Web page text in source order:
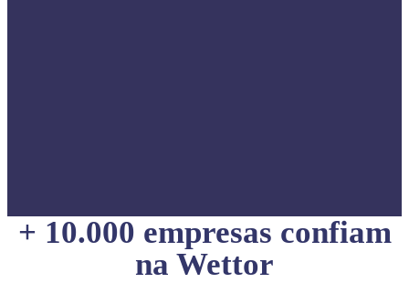
+ 10.000 empresas confiam
na Wettor